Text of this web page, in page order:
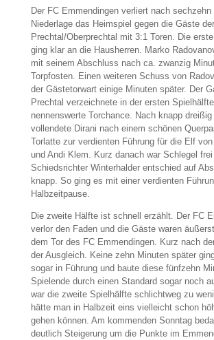
Der FC Emmendingen verliert nach sechzehn
Niederlage das Heimspiel gegen die Gäste
Prechtal/Oberprechtal mit 3:1 Toren. Die
ging klar an die Hausherren. Marko
mit seinem Abschluss nach ca. zwanzig
Torpfosten. Einen weiteren Schuss von
der Gästetorwart einige Minuten später. Der
Prechtal verzeichnete in der ersten
nennenswerte Torchance. Nach knapp
vollendete Dirani nach einem schönen
Torlatte zur verdienten Führung für die Elf
und Andi Klem. Kurz danach war Schlegel frei
Schiedsrichter Winterhalder entschied auf
knapp. So ging es mit einer verdienten
Halbzeitpause.
Die zweite Hälfte ist schnell erzählt. Der FC
verlor den Faden und die Gäste waren
dem Tor des FC Emmendingen. Kurz nach
der Ausgleich. Keine zehn Minuten später
sogar in Führung und baute diese fünfzehn
Spielende durch einen Standard sogar noch
war die zweite Spielhälfte schlichtweg zu
hätte man in Halbzeit eins vielleicht schon
gehen können. Am kommenden Sonntag
deutlich Steigerung um die Punkte im